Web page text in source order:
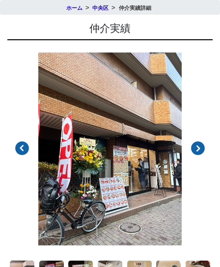
ホーム 中央区 仲介実績詳細
仲介実績